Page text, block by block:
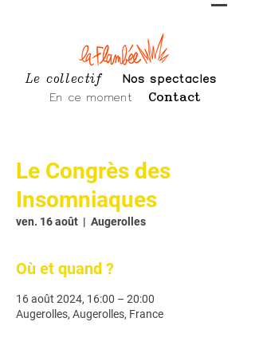
Le collectif
Nos spectacles
En ce moment
Contact
Le Congrès des
Insomniaques
ven. 16 août
  |
Augerolles
Où et quand ?
16 août 2024, 16:00 – 20:00
Augerolles, Augerolles, France